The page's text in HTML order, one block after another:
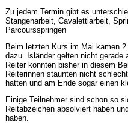
Zu jedem Termin gibt es
Stangenarbeit, Cavalettiarbeit,
Parcoursspringen
Beim letzten Kurs im Mai kamen
dazu. Isländer gelten nicht gerade
Reiter konnten bisher in diesem
Reiterinnen staunten nicht
hatten und am Ende sogar einen
Einige Teilnehmer sind schon so
Reitabzeichen absolviert haben
haben.